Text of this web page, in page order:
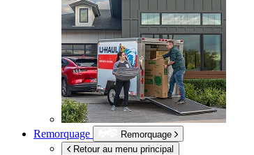
Remorquage
Remorquage
Retour au menu principal